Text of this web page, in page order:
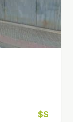
$$